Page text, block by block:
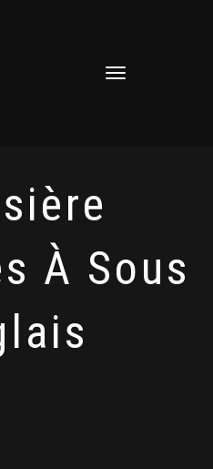
Déplier
À Sous